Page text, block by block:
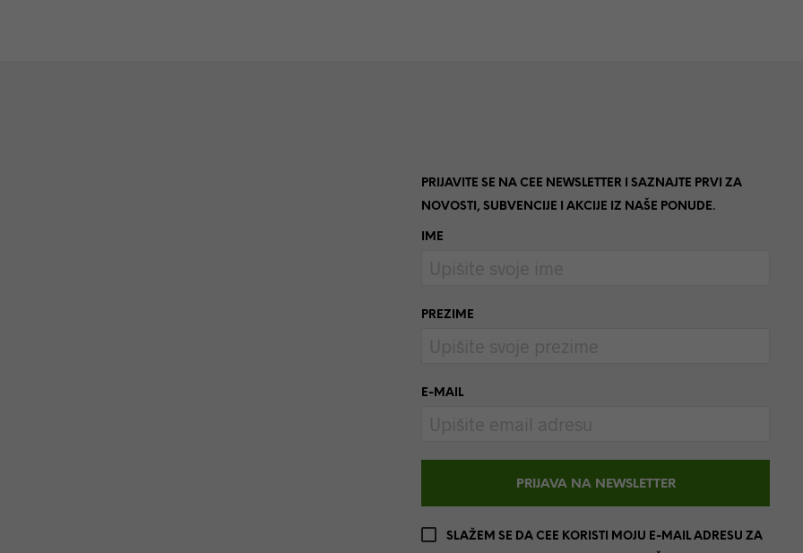
PRIJAVITE SE NA CEE NEWSLETTER I SAZNAJTE PRVI ZA
NOVOSTI, SUBVENCIJE I AKCIJE IZ NAŠE PONUDE.
IME
PREZIME
E-MAIL
SLAŽEM SE DA CEE KORISTI MOJU E-MAIL ADRESU ZA